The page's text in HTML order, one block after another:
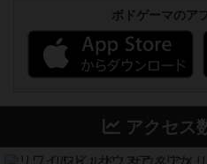
ボドゲーマのア
アクセス